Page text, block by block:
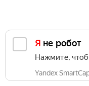
Я не робот
Нажмите,
Yandex